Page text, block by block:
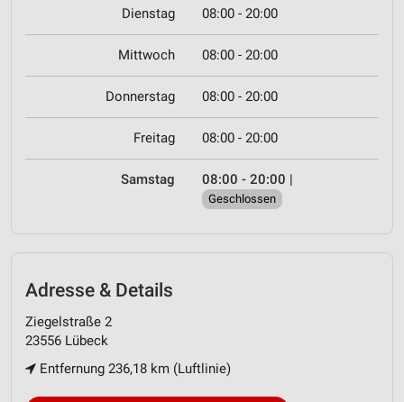
Dienstag 08:00 - 20:00
Mittwoch 08:00 - 20:00
Donnerstag 08:00 - 20:00
Freitag 08:00 - 20:00
Samstag 08:00 - 20:00 |
Geschlossen
Adresse & Details
Ziegelstraße 2
23556 Lübeck
Entfernung 236,18 km (Luftlinie)